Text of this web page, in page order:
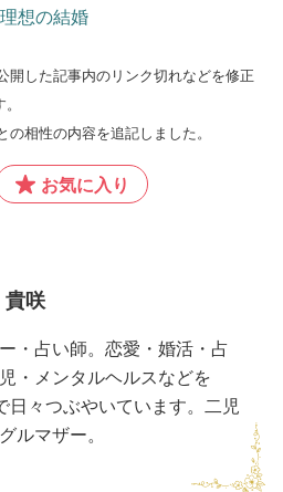
想の結婚
開した記事内のリンク切れなどを修正
相性の内容を追記しました。
お気に入り
咲
・占い師。恋愛・婚活・占
・メンタルヘルスなどを
日々つぶやいています。二児
ルマザー。